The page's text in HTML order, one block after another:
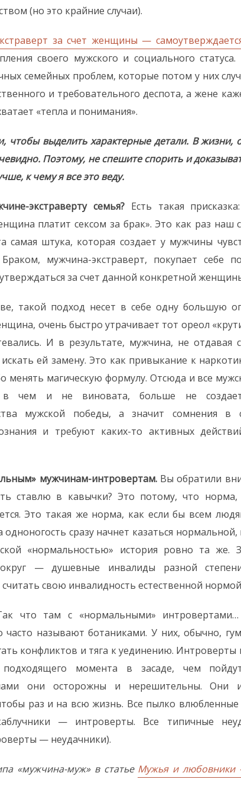
(но это крайние случаи).
за счет женщины —
своего мужского и социального
семейных проблем, которые потом у них
и требовательного деспота, а жене
«тепла и понимания».
чтобы выделить характерные детали. В жизни,
Поэтому, не спешите спорить и
к чему я все это веду.
экстраверту семья? Есть такая
платит сексом за брак». Это как раз наш
самая штука, которая создает у мужчины
мужчина-экстраверт, покупает себе
за счет данной конкретной
такой подход несет в себе одну большую
очень быстро утрачивает тот ореол
И в результате, мужчина, не отдавая
ей замену. Это как привыкание к
менять магическую формулу. Отсюда и все
и не виновата, больше не создает
мужской победы, а значит сомнения в
и требуют каких-то активных
мужчинам-интровертам.Вы обратили
ставлю в кавычки? Это потому, что
Это такая же норма, как если бы всем
сразу начнет казаться
«нормальностью» история ровно та же.
— душевные инвалиды разной
свою инвалидность естественной
что там с «нормальными»
называют ботаниками. У них, обычно,
конфликтов и тяга к уединению. Интроверты
момента в засаде, чем
они осторожны и нерешительны. Они
раз и на всю жизнь. Все пылко
— интроверты. Все типичные
— неудачники).
«мужчина-муж» в статье Мужья и любовники